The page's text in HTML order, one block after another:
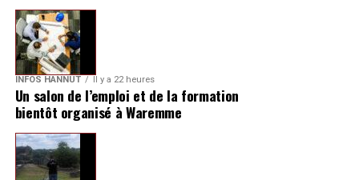
INFOS HANNUT Il y a 22 heures
Un salon de l’emploi et de la formation
bientôt organisé à Waremme